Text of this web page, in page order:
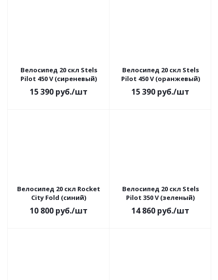
Велосипед 20 скл Stels
Pilot 450 V (сиреневый)
15 390 руб./шт
Велосипед 20 скл Stels
Pilot 450 V (оранжевый)
15 390 руб./шт
Велосипед 20 скл Rocket
City Fold (синий)
10 800 руб./шт
Велосипед 20 скл Stels
Pilot 350 V (зеленый)
14 860 руб./шт